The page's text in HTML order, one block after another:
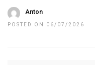
Anton
POSTED ON 06/07/2026